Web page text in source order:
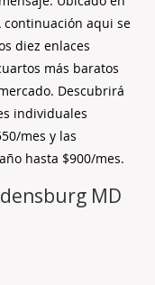
continuación aqui se
diez enlaces
más baratos
Descubrirá
individuales
mes y las
hasta $900/mes.
MD